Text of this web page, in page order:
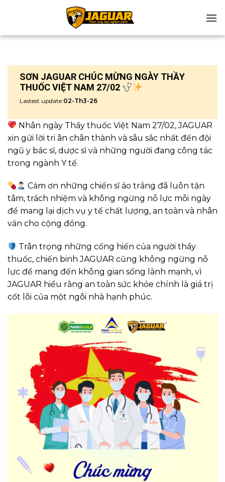
SƠN JAGUAR CHÚC MỪNG NGÀY THẦY
THUỐC VIỆT NAM 27/02
Lastest update:02-Th3-26
Nhân ngày Thầy thuốc Việt Nam 27/02, JAGUAR
xin gửi lời tri ân chân thành và sâu sắc nhất đến đội
ngũ y bác sĩ, dược sĩ và những người đang công tác
trong ngành Y tế.
Cảm ơn những chiến sĩ áo trắng đã luôn tận
tâm, trách nhiệm và không ngừng nỗ lực mỗi ngày
để mang lại dịch vụ y tế chất lượng, an toàn và nhân
văn cho cộng đồng.
Trân trọng những cống hiến của người thầy
thuốc, chiến binh JAGUAR cũng không ngừng nỗ
lực để mang đến không gian sống lành mạnh, vì
JAGUAR hiểu rằng an toàn sức khỏe chính là giá trị
cốt lõi của một ngôi nhà hạnh phúc.